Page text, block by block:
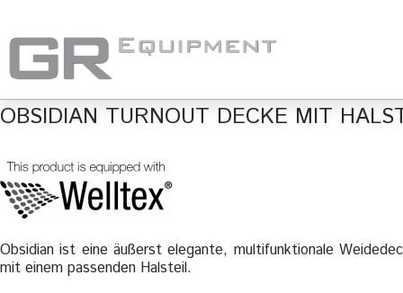
OBSIDIAN TURNOUT DECKE MIT
Obsidian ist eine äußerst elegante, multifunktionale
mit einem passenden Halsteil.